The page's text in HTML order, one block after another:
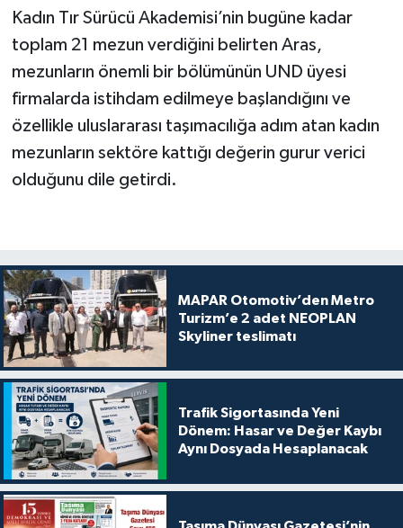
Kadın Tır Sürücü Akademisi’nin bugüne kadar
toplam 21 mezun verdiğini belirten Aras,
mezunların önemli bir bölümünün UND üyesi
firmalarda istihdam edilmeye başlandığını ve
özellikle uluslararası taşımacılığa adım atan kadın
mezunların sektöre kattığı değerin gurur verici
olduğunu dile getirdi.
MAPAR Otomotiv’den Metro
Turizm’e 2 adet NEOPLAN
Skyliner teslimatı
Trafik Sigortasında Yeni
Dönem: Hasar ve Değer Kaybı
Aynı Dosyada Hesaplanacak